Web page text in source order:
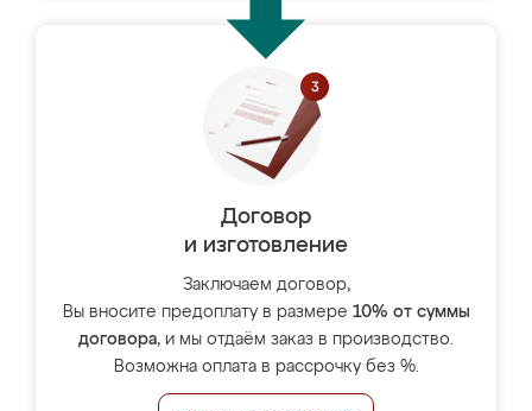
Договор
и изготовление
Заключаем договор,
Вы вносите предоплату в размере 10% от суммы
договора, и мы отдаём заказ в производство.
Возможна оплата в рассрочку без %.